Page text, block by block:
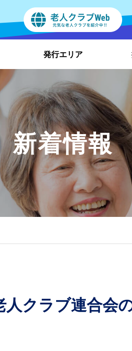
発行エリア
新着情報
人クラブ連合会